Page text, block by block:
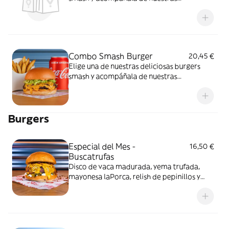
Combo Smash Burger
20,45 €
Elige una de nuestras deliciosas burgers
smash y acompáñala de nuestras
Burgers
Especial del Mes -
Buscatrufas
16,50 €
Disco de vaca madurada, yema trufada,
mayonesa laPorca, relish de pepinillos y